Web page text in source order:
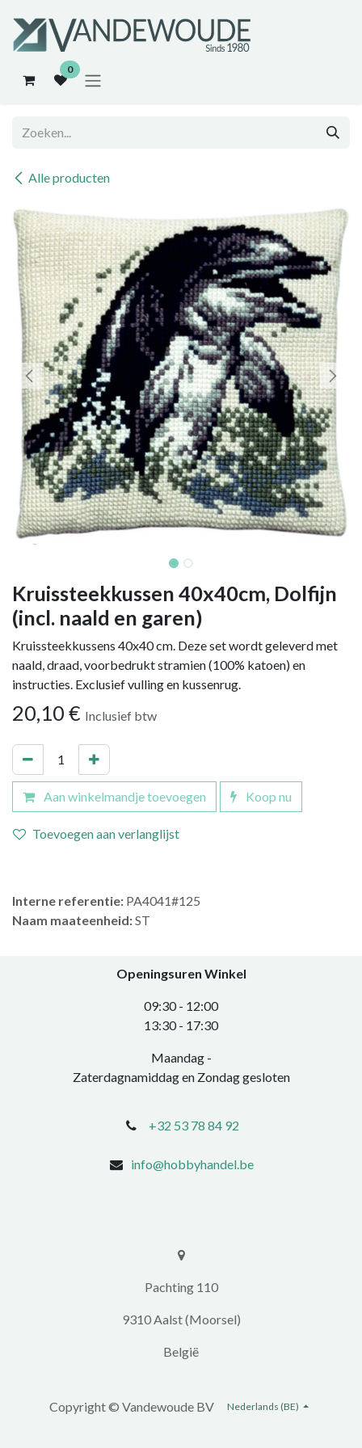
0
Alle producten
Kruissteekkussen 40x40cm, Dolfijn
(incl. naald en garen)
Kruissteekkussens 40x40 cm. Deze set wordt geleverd met
naald, draad, voorbedrukt stramien (100% katoen) en
instructies. Exclusief vulling en kussenrug.
20,10 € Inclusief btw
Aan winkelmandje toevoegen Koop nu
Toevoegen aan verlanglijst
Interne referentie: PA4041#125
Naam maateenheid:ST
Openingsuren Winkel
0​9:30 - 12:00
​13:30 - 17:30​
Maandag -
Zaterdagnamiddag en Zondag gesloten
+32 53 78 84 92
info@hobbyhandel.be
​​Pachting 110
9310 Aalst (Moorsel)
​België
Copyright © Vandewoude BV Nederlands (BE)